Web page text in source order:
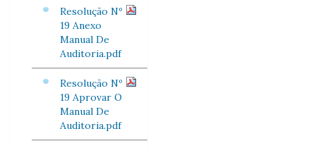
Resolução Nº
19 Anexo
Manual De
Auditoria.pdf
Resolução Nº
19 Aprovar O
Manual De
Auditoria.pdf